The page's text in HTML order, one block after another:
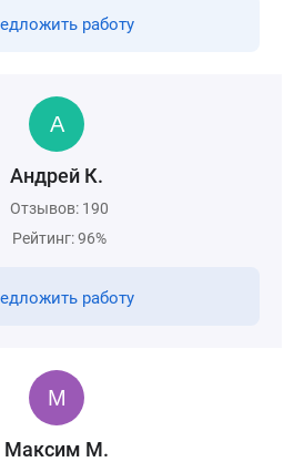
работу
Андрей К.
Отзывов: 190
Рейтинг: 96%
работу
Максим М.